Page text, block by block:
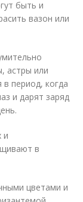
быть и
вазон или
астры или
период, когда
и дарят заряд
и
в
цветами и